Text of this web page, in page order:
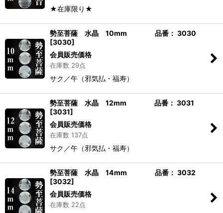
★在庫限り★
勢至菩薩 水晶 10mm 品番： 3030
[3030]
会員販売価格
在庫数 29点
サク／午（邪気払・福寿）
勢至菩薩 水晶 12mm 品番： 3031
[3031]
会員販売価格
在庫数 137点
サク／午（邪気払・福寿）
勢至菩薩 水晶 14mm 品番： 3032
[3032]
会員販売価格
在庫数 22点